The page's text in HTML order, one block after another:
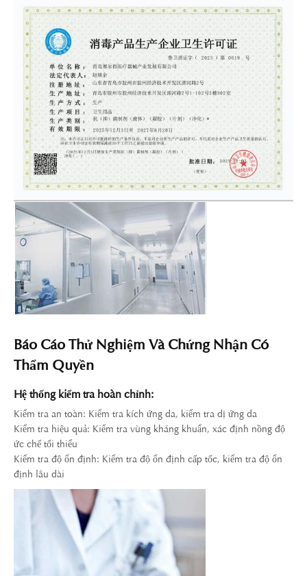
Báo Cáo Thử Nghiệm Và Chứng Nhận Có
Thẩm Quyền
Hệ thống kiểm tra hoàn chỉnh:
Kiểm tra an toàn: Kiểm tra kích ứng da, kiểm tra dị ứng da
Kiểm tra hiệu quả: Kiểm tra vùng kháng khuẩn, xác định nồng độ
ức chế tối thiểu
Kiểm tra độ ổn định: Kiểm tra độ ổn định cấp tốc, kiểm tra độ ổn
định lâu dài